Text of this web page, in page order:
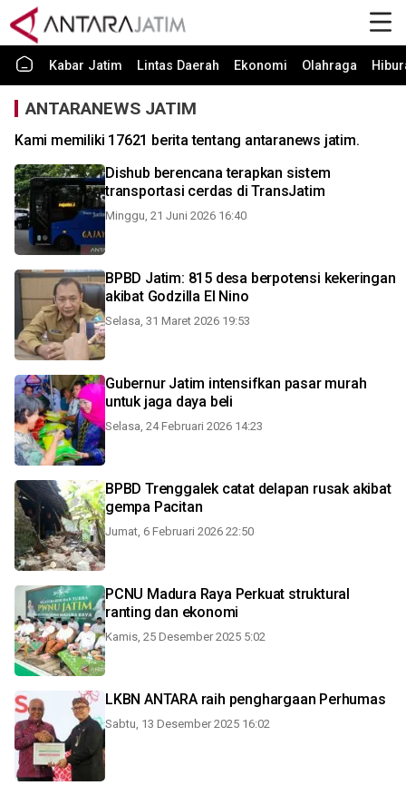
Kabar Jatim Lintas Daerah Ekonomi Olahraga
ANTARANEWS JATIM
Kami memiliki 17621 berita tentang antaranews jatim.
Dishub berencana terapkan sistem
transportasi cerdas di TransJatim
Minggu, 21 Juni 2026 16:40
BPBD Jatim: 815 desa berpotensi kekeringan
akibat Godzilla El Nino
Selasa, 31 Maret 2026 19:53
Gubernur Jatim intensifkan pasar murah
untuk jaga daya beli
Selasa, 24 Februari 2026 14:23
BPBD Trenggalek catat delapan rusak akibat
gempa Pacitan
Jumat, 6 Februari 2026 22:50
PCNU Madura Raya Perkuat struktural
ranting dan ekonomi
Kamis, 25 Desember 2025 5:02
LKBN ANTARA raih penghargaan Perhumas
Sabtu, 13 Desember 2025 16:02